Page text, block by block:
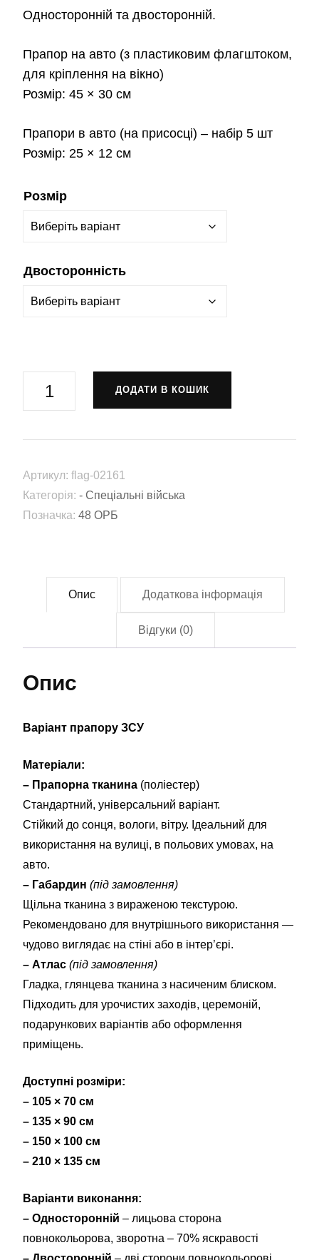
Односторонній та двосторонній.
Прапор на авто (з пластиковим флагштоком,
для кріплення на вікно)
Розмір: 45 × 30 см
Прапори в авто (на присосці) – набір 5 шт
Розмір: 25 × 12 см
Розмір
Двосторонність
окремий
батальйон
«Тиха
ніч»
(Flag-
ДОДАТИ В КОШИК
Артикул: flag-02161
Категорія: - Спеціальні війська
Позначка: 48 ОРБ
Опис Додаткова інформація
Відгуки (0)
Опис
Варіант прапору ЗСУ
Матеріали:
– Прапорна тканина (поліестер)
Стандартний, універсальний варіант.
Стійкий до сонця, вологи, вітру. Ідеальний для
використання на вулиці, в польових умовах, на
авто.
– Габардин (під замовлення)
Щільна тканина з вираженою текстурою.
Рекомендовано для внутрішнього використання —
чудово виглядає на стіні або в інтер’єрі.
– Атлас (під замовлення)
Гладка, глянцева тканина з насиченим блиском.
Підходить для урочистих заходів, церемоній,
подарункових варіантів або оформлення
приміщень.
Доступні розміри:
– 105 × 70 см
– 135 × 90 см
– 150 × 100 см
– 210 × 135 см
Варіанти виконання:
– Односторонній – лицьова сторона
повнокольорова, зворотна – 70% яскравості